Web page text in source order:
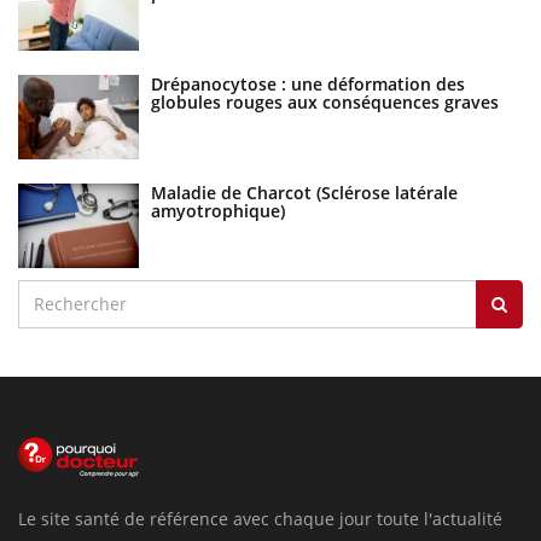
Drépanocytose : une déformation des
globules rouges aux conséquences graves
Maladie de Charcot (Sclérose latérale
amyotrophique)
Le site santé de référence avec chaque jour toute l'actualité